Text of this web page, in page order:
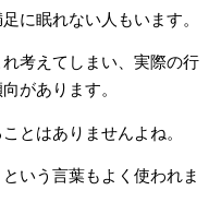
に眠れない人もいます。
考えてしまい、実際の行
があります。
とはありませんよね。
いう言葉もよく使われま